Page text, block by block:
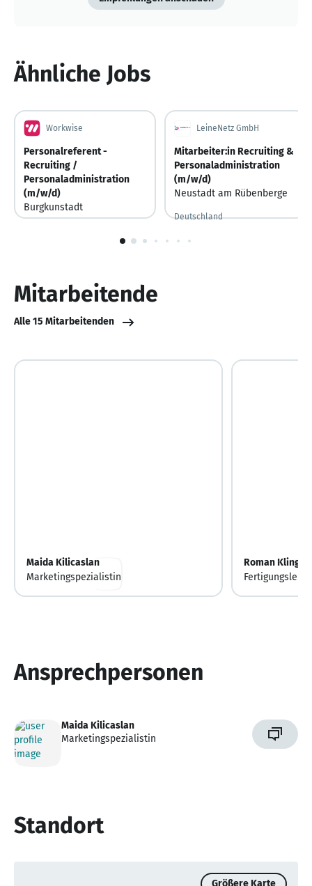
Ähnliche Jobs
Workwise
Personalreferent -
Recruiting /
Personaladministration
(m/w/d)
Burgkunstadt
LeineNetz GmbH
Mitarbeiter:in Recruiting &
Personaladministration
(m/w/d)
Neustadt am Rübenberge
Deutschland
1
Mitarbeitende
Alle 15 Mitarbeitenden
Maida Kilicaslan
Marketingspezialistin
Roman Kling
Ansprechpersonen
Maida Kilicaslan
Marketingspezialistin
Standort
Größere Karte